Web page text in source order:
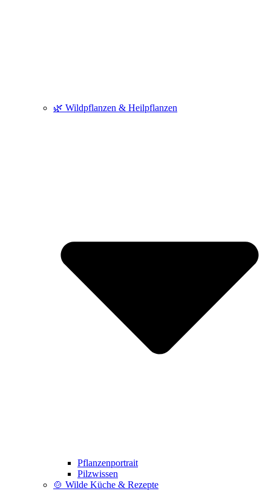
🌿 Wildpflanzen & Heilpflanzen
Pflanzenportrait
Pilzwissen
🍲 Wilde Küche & Rezepte